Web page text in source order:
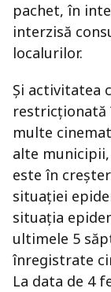
pachet, în
interzisă
localurilor.
Și activitatea
restricționată
multe
alte
este în
situației
situația
ultimele 5
înregistrate
La data de 4